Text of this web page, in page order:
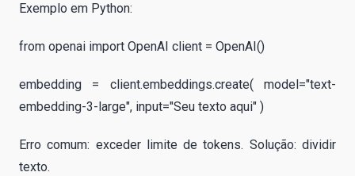
Exemplo em Python:
from openai import OpenAI client = OpenAI()
embedding = client.embeddings.create( model="text-
embedding-3-large", input="Seu texto aqui" )
Erro comum: exceder limite de tokens. Solução: dividir
texto.